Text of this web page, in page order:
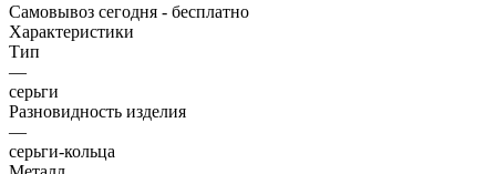
Самовывоз сегодня - бесплатно
Характеристики
Тип
—
серьги
Разновидность изделия
—
серьги-кольца